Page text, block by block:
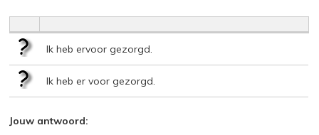
Ik heb ervoor gezorgd.
Ik heb er voor gezorgd.
Jouw antwoord: